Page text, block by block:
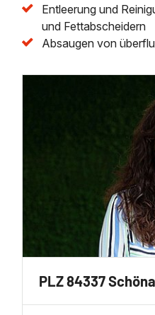
Entleerung und
und Fettabscheidern
Absaugen von
PLZ 84337